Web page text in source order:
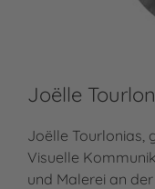
Joëlle
Joëlle Tourlonias,
Visuelle
und Malerei an